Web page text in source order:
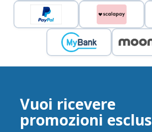
Vuoi ricevere
promozioni